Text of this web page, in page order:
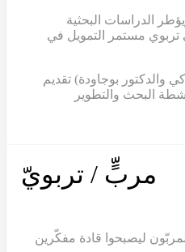
الدراسات البحثية
دولار، مما جعل تمام أطول مشروع بحثي تربوي مستمر التمويل في
والدكتور بوجاودة) تقديم
البحث والتطوير
مربٍّ / تربويّ
ليصبحوا قادة مفكّرين